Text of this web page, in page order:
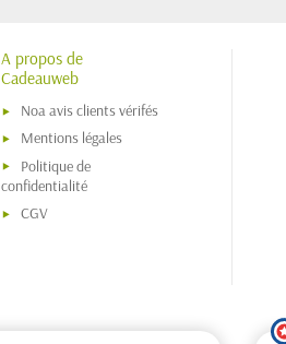
A propos de
Cadeauweb
Noa avis clients vérifés
Mentions légales
Politique de
confidentialité
CGV